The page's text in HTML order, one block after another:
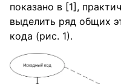
показано в [1],
выделить ряд общих
кода (рис. 1).